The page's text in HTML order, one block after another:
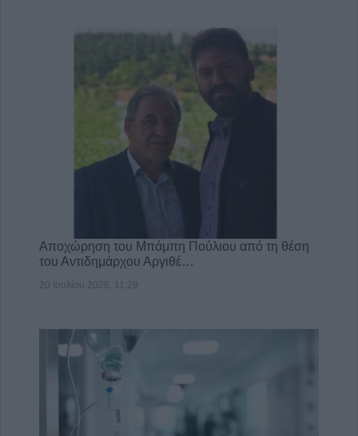
Αποχώρηση του Μπάμπη Πούλιου από τη θέση
του Αντιδημάρχου Αργιθέ…
20 Ιουλίου 2026, 11:29